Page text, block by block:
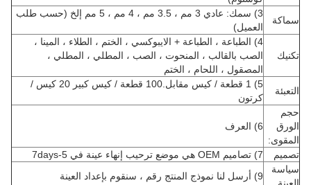
سماكة
3) سمك: عادي 3 مم ، 3.5 مم ، 4 مم ، 5 مم إلخ (حسب طلب
العميل)
تكنيك
4) الطباعة ، الطباعة + الايبوكسي ، الختم ، الطلاء ، المينا ،
الصب بالقالب ، المنحوت ، الصب ، المطلي ، المطلي ،
المصقول ، اللحام ، الختم
التعبئة
5) 1 قطعة / كيس مقابل.100 قطعة / كيس كبير 20 كيس /
كرتون
حجم
الورق
المقوى:
6) العرف
تصميم
7) تصاميم OEM هي موضع ترحيب إنهاء عينة في 5-7days
سياسة
9) أرسل لنا نموذج المنتج رقم ، سنقوم بإعداد العينة